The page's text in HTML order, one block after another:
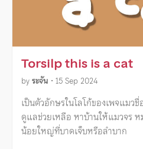
Torsilp this is a cat
byระจัน • 15 Sep 2024
เป็นตัวอักษรในโลโก้ของเพจแมว
ดูแลช่วยเหลือ หาบ้านให้แมวจร
น้อยใหญ่ที่บาดเจ็บหรือลำบาก